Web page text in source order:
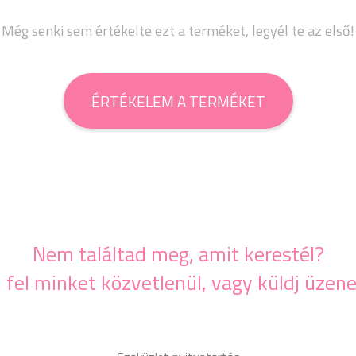
Még senki sem értékelte ezt a terméket, legyél te az első!
ÉRTÉKELEM A TERMÉKET
Nem találtad meg, amit kerestél?
fel minket közvetlenül, vagy küldj